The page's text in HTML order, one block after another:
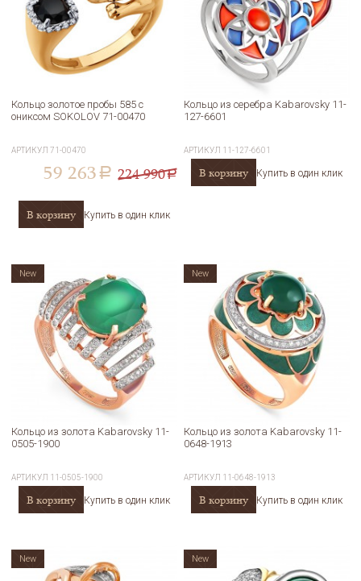
Кольцо золотое пробы 585 с
ониксом SOKOLOV 71-00470
АРТИКУЛ71-00470
59 263 a 224 990a
В корзину Купить в один клик
Кольцо из серебра Kabarovsky 11-
127-6601
АРТИКУЛ 11-127-6601
В корзину Купить в один клик
Кольцо из золота Kabarovsky 11-
0505-1900
АРТИКУЛ 11-0505-1900
В корзину Купить в один клик
New
Кольцо из золота Kabarovsky 11-
0648-1913
АРТИКУЛ 11-0648-1913
В корзину Купить в один клик
New
New New